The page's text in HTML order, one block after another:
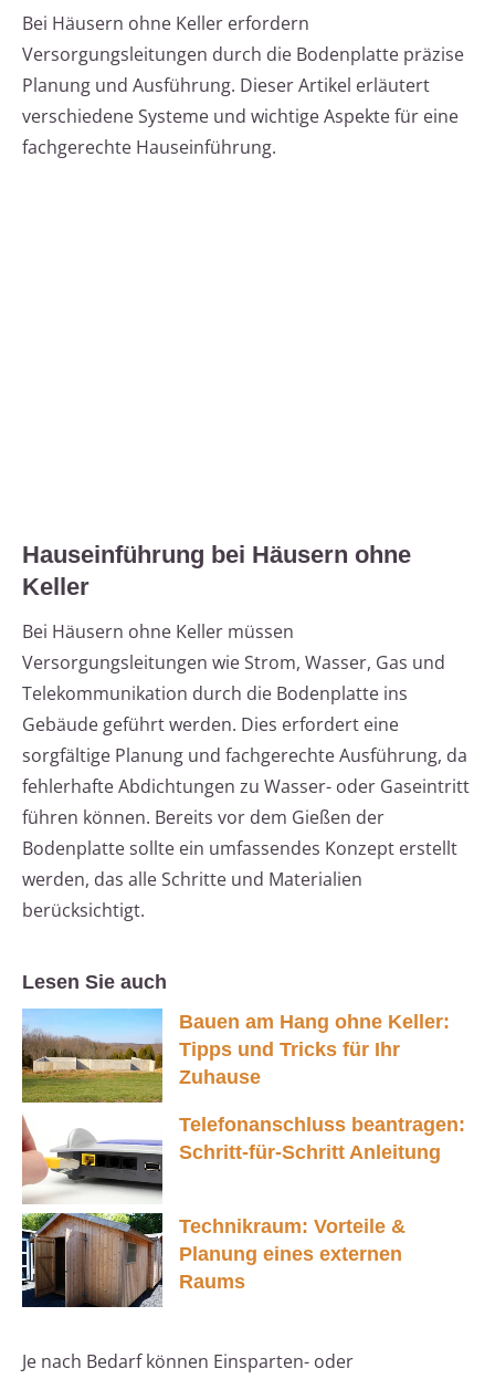
Bei Häusern ohne Keller erfordern
Versorgungsleitungen durch die Bodenplatte präzise
Planung und Ausführung. Dieser Artikel erläutert
verschiedene Systeme und wichtige Aspekte für eine
fachgerechte Hauseinführung.
Hauseinführung bei Häusern ohne
Keller
Bei Häusern ohne Keller müssen
Versorgungsleitungen wie Strom, Wasser, Gas und
Telekommunikation durch die Bodenplatte ins
Gebäude geführt werden. Dies erfordert eine
sorgfältige Planung und fachgerechte Ausführung, da
fehlerhafte Abdichtungen zu Wasser- oder Gaseintritt
führen können. Bereits vor dem Gießen der
Bodenplatte sollte ein umfassendes Konzept erstellt
werden, das alle Schritte und Materialien
berücksichtigt.
Lesen Sie auch
Bauen am Hang ohne Keller:
Tipps und Tricks für Ihr
Zuhause
Telefonanschluss beantragen:
Schritt-für-Schritt Anleitung
Technikraum: Vorteile &
Planung eines externen
Raums
Je nach Bedarf können Einsparten- oder